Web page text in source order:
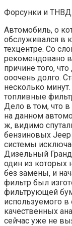
Форсунки и ТНВД
Автомобиль, о
обслуживался в
техцентре. Со
рекомендовано в
причине того,
ооочень долго.
несколько
топливные
Дело в том, что
на данном
ж, видимо
бензиновых Jeep
системы
Дизельный
один из которых
без замены, и
фильтр был
фильтрующей
используемого
качественных
сейчас уже не